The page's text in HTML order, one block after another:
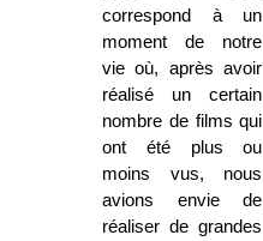
correspond à un
moment de notre
vie où, après avoir
réalisé un certain
nombre de films qui
ont été plus ou
moins vus, nous
avions envie de
réaliser de grandes